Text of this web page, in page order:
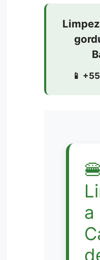
📱
🍔
a